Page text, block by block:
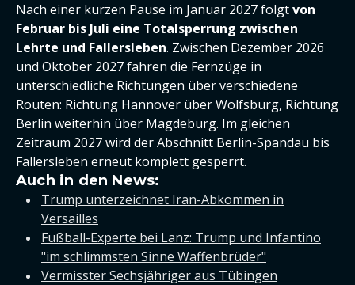
Nach einer kurzen Pause im Januar 2027 folgtvon
Februar bis Juli eine Totalsperrung zwischen
Lehrte und Fallersleben. Zwischen Dezember 2026
und Oktober 2027 fahren die Fernzüge in
unterschiedliche Richtungen über verschiedene
Routen: Richtung Hannover über Wolfsburg, Richtung
Berlin weiterhin über Magdeburg. Im gleichen
Zeitraum 2027 wird der Abschnitt Berlin-Spandau bis
Fallersleben erneut komplett gesperrt.
Auch in den News:
Trump unterzeichnet Iran-Abkommen in
Versailles
Fußball-Experte bei Lanz: Trump und Infantino
"im schlimmsten Sinne Waffenbrüder"
Vermisster Sechsjähriger aus Tübingen